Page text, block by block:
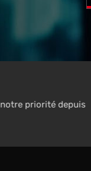
priorité depuis